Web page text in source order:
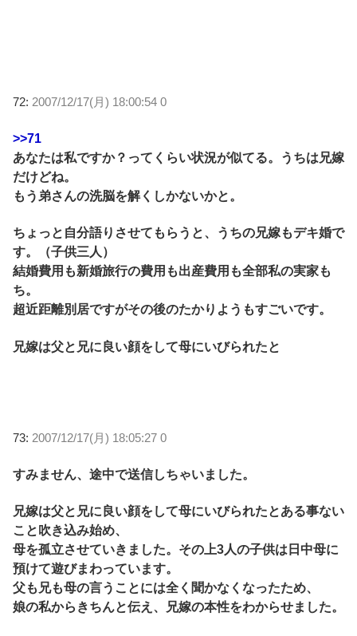
72: 2007/12/17(月) 18:00:54 0
>>71
あなたは私ですか？ってくらい状況が似てる。うちは兄嫁
だけどね。
もう弟さんの洗脳を解くしかないかと。
ちょっと自分語りさせてもらうと、うちの兄嫁もデキ婚で
す。（子供三人）
結婚費用も新婚旅行の費用も出産費用も全部私の実家も
ち。
超近距離別居ですがその後のたかりようもすごいです。
兄嫁は父と兄に良い顔をして母にいびられたと
73: 2007/12/17(月) 18:05:27 0
すみません、途中で送信しちゃいました。
兄嫁は父と兄に良い顔をして母にいびられたとある事ない
こと吹き込み始め、
母を孤立させていきました。その上3人の子供は日中母に
預けて遊びまわっています。
父も兄も母の言うことには全く聞かなくなったため、
娘の私からきちんと伝え、兄嫁の本性をわからせました。